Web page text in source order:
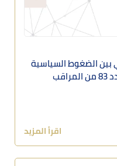
بين الضغوط السياسية
والتحولات البنيوية: قراءة في العدد 83 من المراقب
اقرأ المزيد